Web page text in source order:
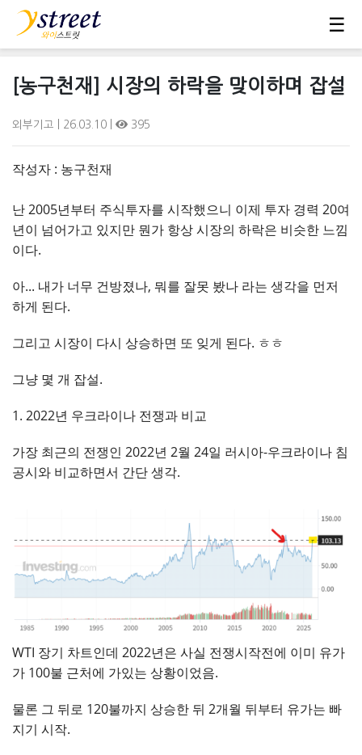
☰
[농구천재] 시장의 하락을 맞이하며 잡설
외부기고 | 26.03.10 | 395
작성자 : 농구천재
난 2005년부터 주식투자를 시작했으니 이제 투자 경력 20여
년이 넘어가고 있지만 뭔가 항상 시장의 하락은 비슷한 느낌
이다.
아... 내가 너무 건방졌나, 뭐를 잘못 봤나 라는 생각을 먼저
하게 된다.
그리고 시장이 다시 상승하면 또 잊게 된다. ㅎㅎ
그냥 몇 개 잡설.
1. 2022년 우크라이나 전쟁과 비교
가장 최근의 전쟁인 2022년 2월 24일 러시아-우크라이나 침
공시와 비교하면서 간단 생각.
WTI 장기 차트인데 2022년은 사실 전쟁시작전에 이미 유가
가 100불 근처에 가있는 상황이었음.
물론 그 뒤로 120불까지 상승한 뒤 2개월 뒤부터 유가는 빠
지기 시작.